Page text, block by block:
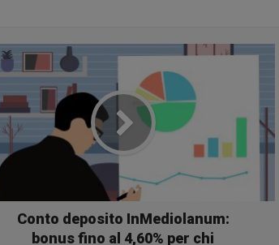
Conto deposito InMediolanum:
bonus fino al 4,60% per chi